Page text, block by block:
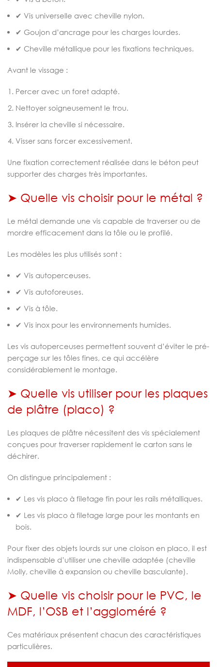
✔ Vis universelle avec cheville nylon.
✔ Goujon d’ancrage pour les charges lourdes.
✔ Cheville métallique pour les fixations techniques.
Avant le vissage :
Percer avec un foret adapté.
Nettoyer soigneusement le trou.
Insérer la cheville si nécessaire.
Visser sans forcer excessivement.
Une fixation correctement réalisée dans le béton peut
supporter des charges très importantes.
➤ Quelle vis choisir pour le métal ?
Le métal demande une vis capable de traverser ou de
mordre efficacement dans la tôle ou le profilé.
Les modèles les plus utilisés sont :
✔ Vis autoperceuses.
✔ Vis autoforeuses.
✔ Vis à tôle.
✔ Vis inox pour les environnements humides.
Les vis autoperceuses permettent souvent d’éviter le pré-
perçage sur les tôles fines, ce qui accélère
considérablement le montage.
➤ Quelle vis utiliser pour les plaques
de plâtre (placo) ?
Les plaques de plâtre nécessitent des vis spécialement
conçues pour traverser rapidement le carton sans le
déchirer.
On distingue principalement :
✔ Les vis placo à filetage fin pour les rails métalliques.
✔ Les vis placo à filetage large pour les montants en
bois.
Pour fixer des objets lourds sur une cloison en placo, il est
indispensable d’utiliser une cheville adaptée (cheville
Molly, cheville à expansion ou cheville basculante).
➤ Quelle vis choisir pour le PVC, le
MDF, l’OSB et l’aggloméré ?
Ces matériaux présentent chacun des caractéristiques
particulières.